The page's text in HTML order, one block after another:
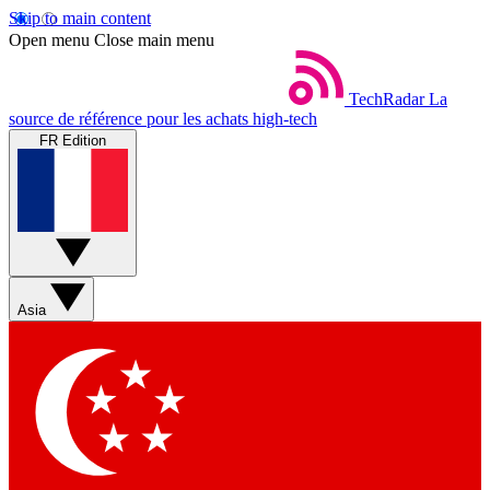
Skip to main content
Open menu Close main menu
TechRadar La
source de référence pour les achats high-tech
FR Edition
Asia